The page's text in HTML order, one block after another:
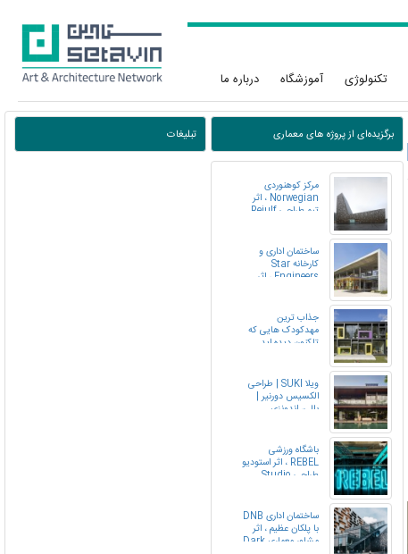
تکنولوژی آموزشگاه درباره ما
برگزیده‌ای از پروژه های معماری
مرکز کوهنوردی
Norwegian ، اثر
تیم طراحی Reiulf
ساختمان اداری و
کارخانه Star
Engineers ، اثر
جذاب ترین
مهدکودک هایی که
تاکنون دیده اید.
ویلا SUKI | طراحی
الکسیس دورنیر |
بالی، اندونزی
باشگاه ورزشی
REBEL ، اثر استودیو
طراحی Studio
ساختمان اداری DNB
با پلکان عظیم ، اثر
مشاور معماری Dark
تبلیغات